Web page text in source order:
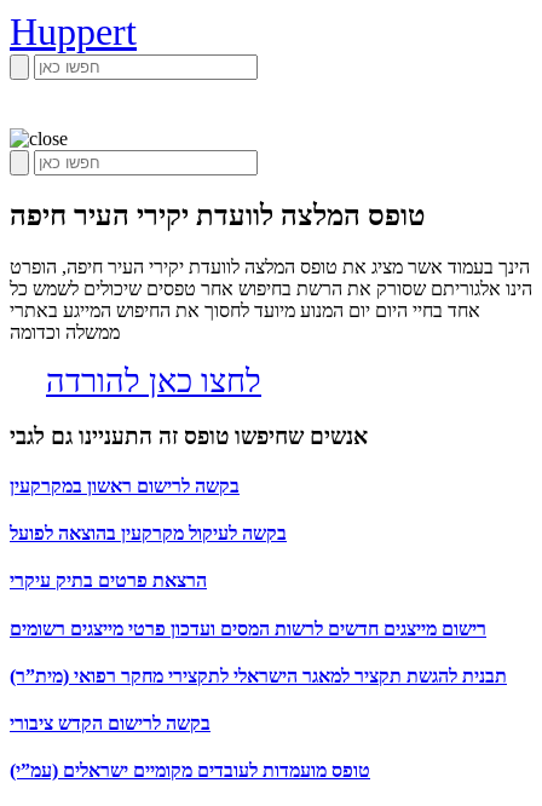
Huppert
טופס המלצה לוועדת יקירי העיר חיפה
הינך בעמוד אשר מציג את טופס המלצה לוועדת יקירי העיר חיפה, הופרט
הינו אלגוריתם שסורק את הרשת בחיפוש אחר טפסים שיכולים לשמש כל
אחד בחיי היום יום המנוע מיועד לחסוך את החיפוש המייגע באתרי
ממשלה וכדומה
לחצו כאן להורדה
אנשים שחיפשו טופס זה התעניינו גם לגבי
בקשה לרישום ראשון במקרקעין
בקשה לעיקול מקרקעין בהוצאה לפועל
הרצאת פרטים בתיק עיקרי
רישום מייצגים חדשים לרשות המסים ועדכון פרטי מייצגים רשומים
תבנית להגשת תקציר למאגר הישראלי לתקצירי מחקר רפואי (מית”ר)
בקשה לרישום הקדש ציבורי
טופס מועמדות לעובדים מקומיים ישראלים (עמ”י)